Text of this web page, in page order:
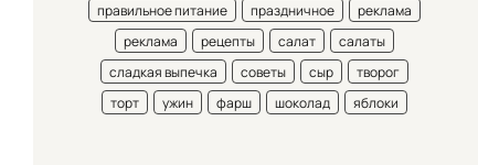
правильное питание
праздничное
реклама
реклама
рецепты салат
салаты
сладкая выпечка
советы сыр
творог
торт
ужин фарш шоколад яблоки